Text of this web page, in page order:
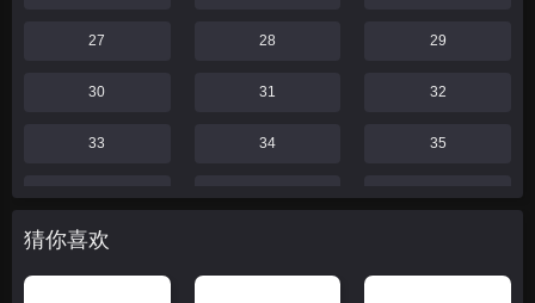
27 28 29
30 31 32
33 34 35
36 37 38
39
猜你喜欢